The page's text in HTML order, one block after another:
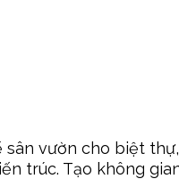
vườn cho biệt
trúc. Tạo không